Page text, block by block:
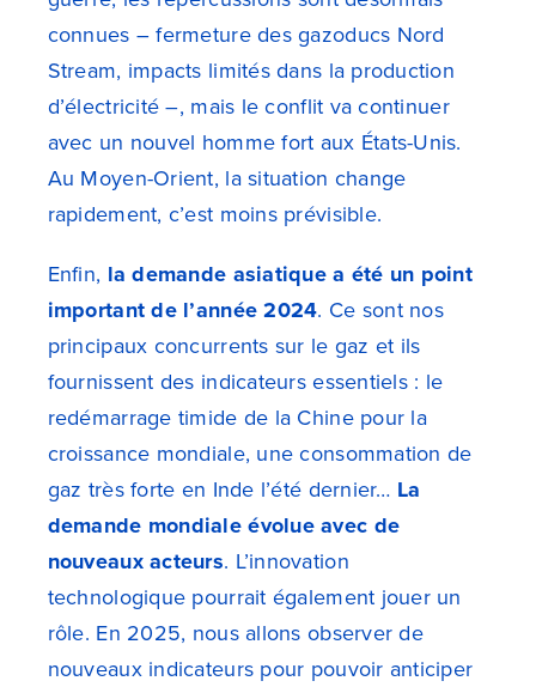
connues – fermeture des gazoducs Nord
Stream, impacts limités dans la production
d’électricité –, mais le conflit va continuer
avec un nouvel homme fort aux États-Unis.
Au Moyen-Orient, la situation change
rapidement, c’est moins prévisible.
Enfin, la demande asiatique a été un point
important de l’année 2024. Ce sont nos
principaux concurrents sur le gaz et ils
fournissent des indicateurs essentiels : le
redémarrage timide de la Chine pour la
croissance mondiale, une consommation de
gaz très forte en Inde l’été dernier… La
demande mondiale évolue avec de
nouveaux acteurs. L’innovation
technologique pourrait également jouer un
rôle. En 2025, nous allons observer de
nouveaux indicateurs pour pouvoir anticiper